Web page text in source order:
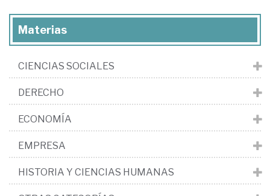
Materias
CIENCIAS SOCIALES
DERECHO
ECONOMÍA
EMPRESA
HISTORIA Y CIENCIAS HUMANAS